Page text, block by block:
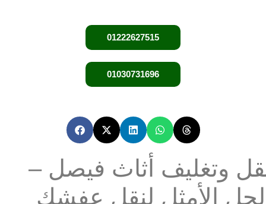
01222627515
01030731696
وتغليف أثاث فيصل –
الأمثل لنقل عفشك